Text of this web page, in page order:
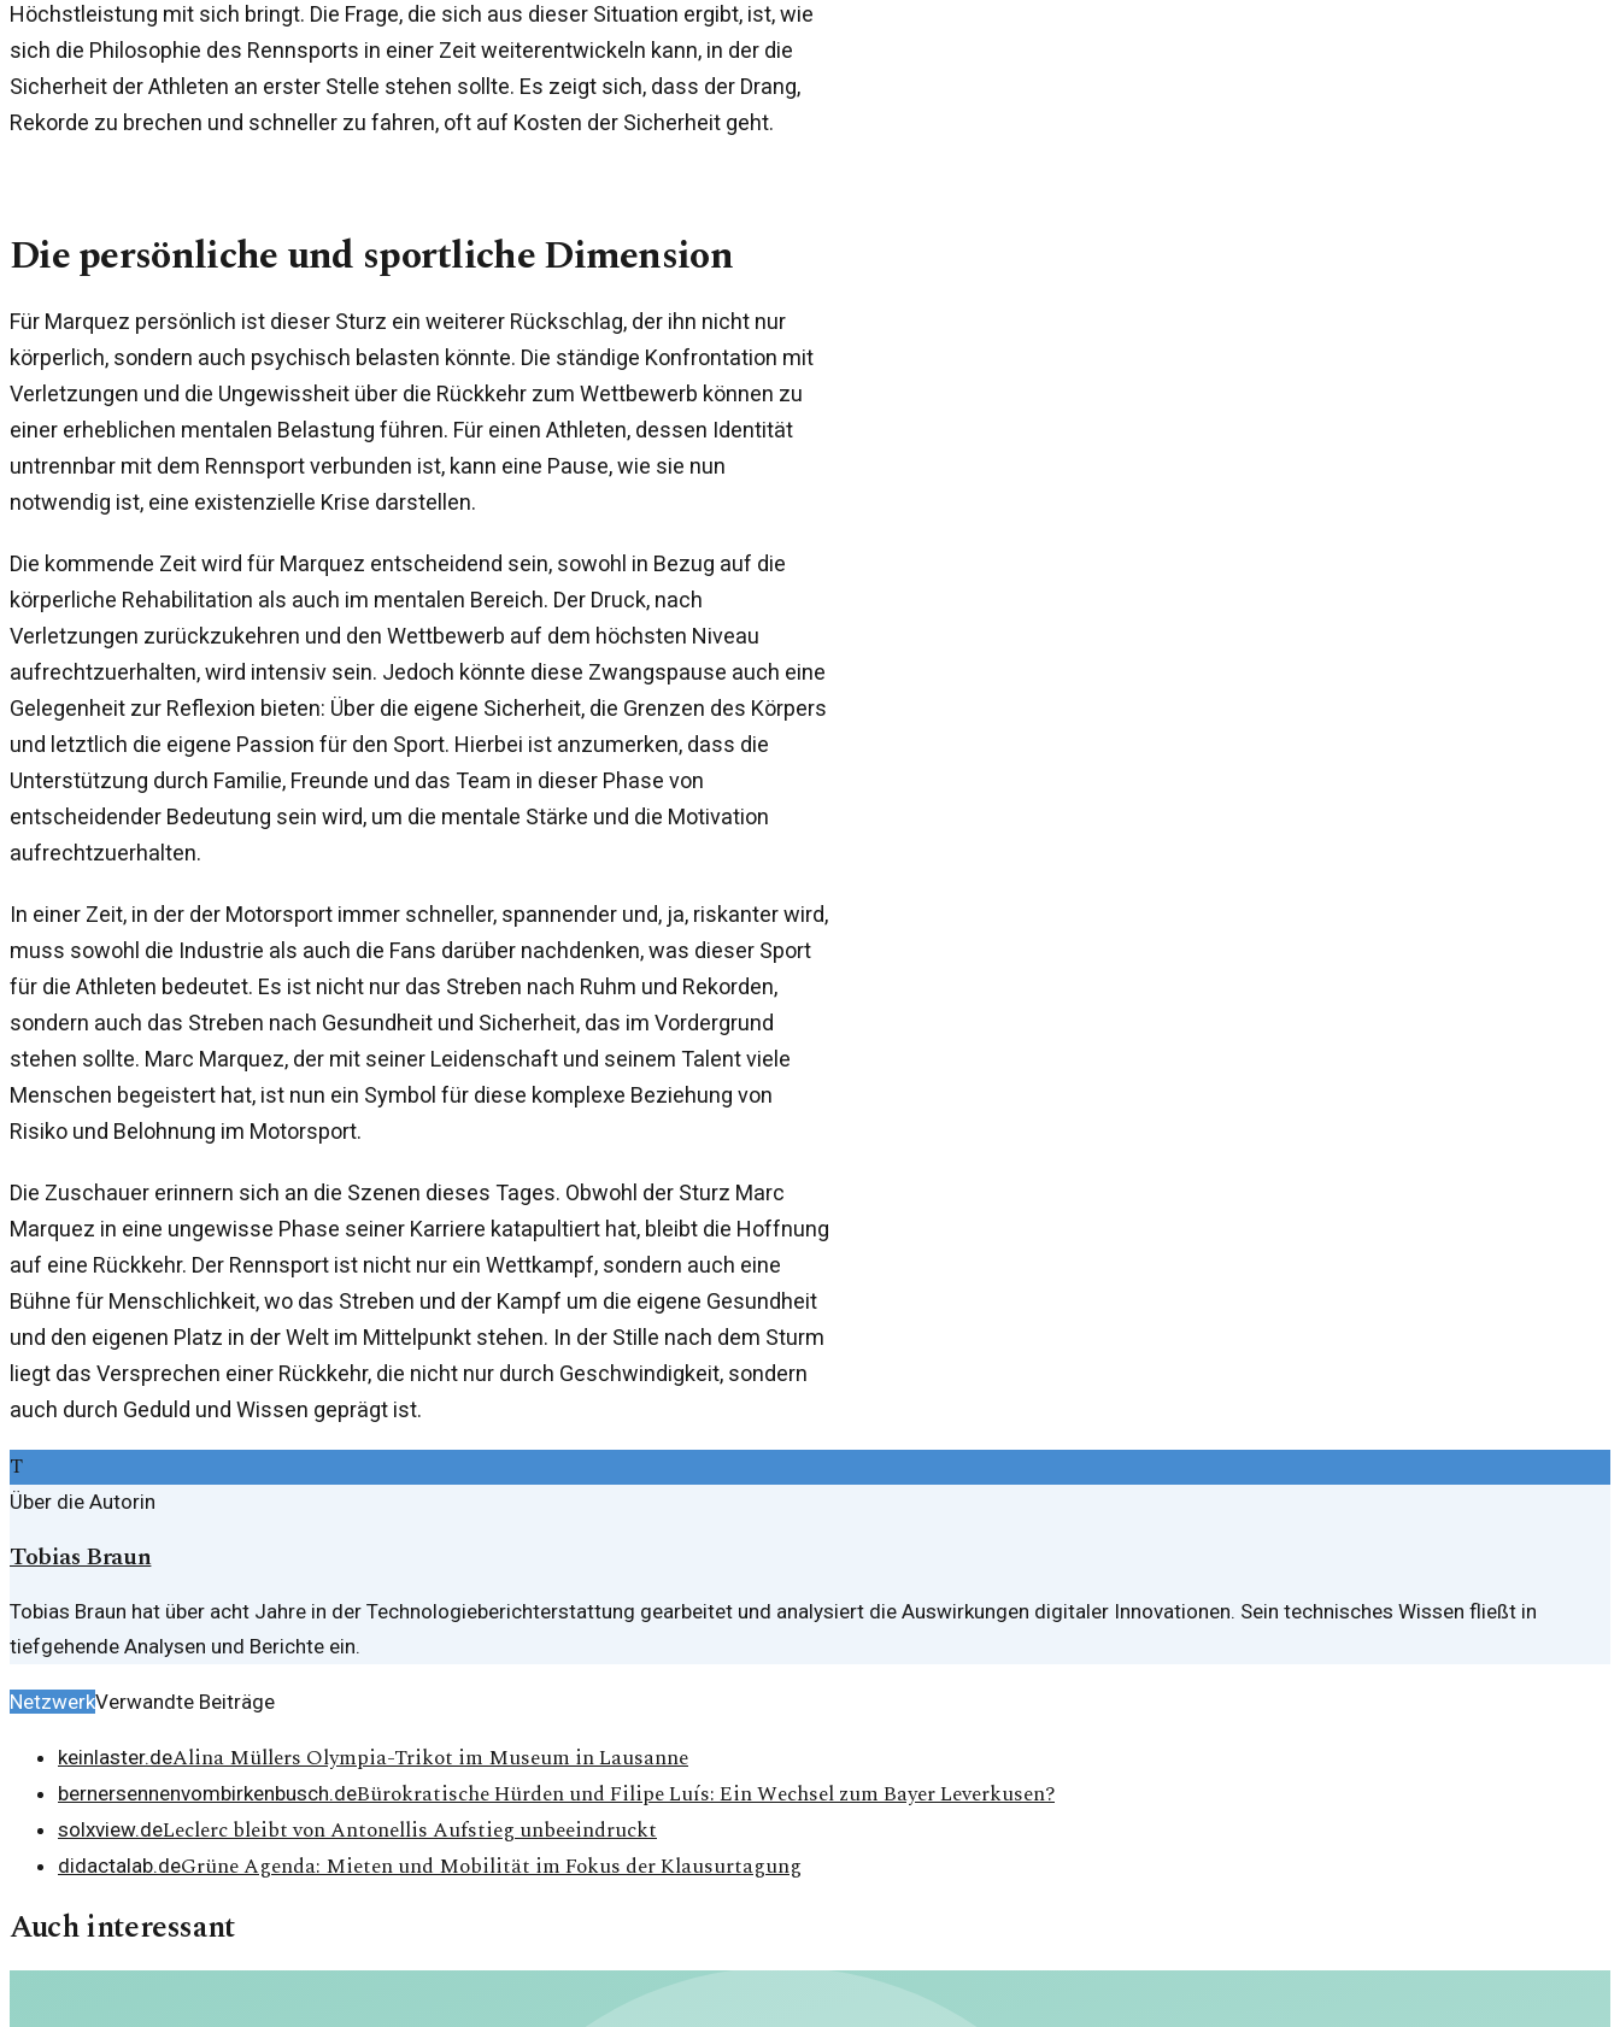
Höchstleistung mit sich bringt. Die Frage, die sich aus dieser Situation ergibt, ist, wie
sich die Philosophie des Rennsports in einer Zeit weiterentwickeln kann, in der die
Sicherheit der Athleten an erster Stelle stehen sollte. Es zeigt sich, dass der Drang,
Rekorde zu brechen und schneller zu fahren, oft auf Kosten der Sicherheit geht.
Die persönliche und sportliche Dimension
Für Marquez persönlich ist dieser Sturz ein weiterer Rückschlag, der ihn nicht nur
körperlich, sondern auch psychisch belasten könnte. Die ständige Konfrontation mit
Verletzungen und die Ungewissheit über die Rückkehr zum Wettbewerb können zu
einer erheblichen mentalen Belastung führen. Für einen Athleten, dessen Identität
untrennbar mit dem Rennsport verbunden ist, kann eine Pause, wie sie nun
notwendig ist, eine existenzielle Krise darstellen.
Die kommende Zeit wird für Marquez entscheidend sein, sowohl in Bezug auf die
körperliche Rehabilitation als auch im mentalen Bereich. Der Druck, nach
Verletzungen zurückzukehren und den Wettbewerb auf dem höchsten Niveau
aufrechtzuerhalten, wird intensiv sein. Jedoch könnte diese Zwangspause auch eine
Gelegenheit zur Reflexion bieten: Über die eigene Sicherheit, die Grenzen des Körpers
und letztlich die eigene Passion für den Sport. Hierbei ist anzumerken, dass die
Unterstützung durch Familie, Freunde und das Team in dieser Phase von
entscheidender Bedeutung sein wird, um die mentale Stärke und die Motivation
aufrechtzuerhalten.
In einer Zeit, in der der Motorsport immer schneller, spannender und, ja, riskanter wird,
muss sowohl die Industrie als auch die Fans darüber nachdenken, was dieser Sport
für die Athleten bedeutet. Es ist nicht nur das Streben nach Ruhm und Rekorden,
sondern auch das Streben nach Gesundheit und Sicherheit, das im Vordergrund
stehen sollte. Marc Marquez, der mit seiner Leidenschaft und seinem Talent viele
Menschen begeistert hat, ist nun ein Symbol für diese komplexe Beziehung von
Risiko und Belohnung im Motorsport.
Die Zuschauer erinnern sich an die Szenen dieses Tages. Obwohl der Sturz Marc
Marquez in eine ungewisse Phase seiner Karriere katapultiert hat, bleibt die Hoffnung
auf eine Rückkehr. Der Rennsport ist nicht nur ein Wettkampf, sondern auch eine
Bühne für Menschlichkeit, wo das Streben und der Kampf um die eigene Gesundheit
und den eigenen Platz in der Welt im Mittelpunkt stehen. In der Stille nach dem Sturm
liegt das Versprechen einer Rückkehr, die nicht nur durch Geschwindigkeit, sondern
auch durch Geduld und Wissen geprägt ist.
T
Über die Autorin
Tobias Braun
Tobias Braun hat über acht Jahre in der Technologieberichterstattung gearbeitet und analysiert die Auswirkungen digitaler Innovationen. Sein technisches Wissen fließt in
tiefgehende Analysen und Berichte ein.
NetzwerkVerwandte Beiträge
keinlaster.deAlina Müllers Olympia-Trikot im Museum in Lausanne
bernersennenvombirkenbusch.deBürokratische Hürden und Filipe Luís: Ein Wechsel zum Bayer Leverkusen?
solxview.deLeclerc bleibt von Antonellis Aufstieg unbeeindruckt
didactalab.deGrüne Agenda: Mieten und Mobilität im Fokus der Klausurtagung
Auch interessant